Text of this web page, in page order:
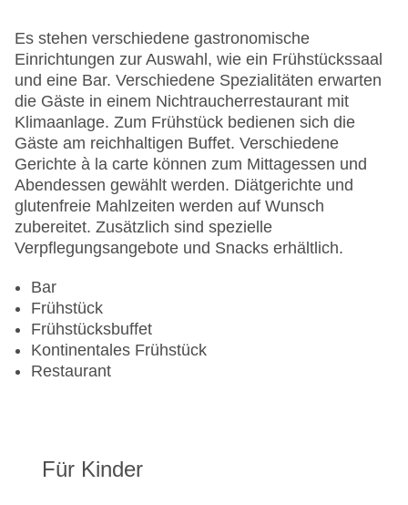
Garage: gegen Gebühr
Garten: ohne Gebühr
Hoteleröffnung: 1951
Hotelsafe
WLAN/WiFi im Hotel
Letzte umfassende Renovierung: 2007
Lift
Anzahl der Konferenzräume: 2
Anzahl der Aufzüge: 2
Zimmerservice: gegen Gebühr
Gesamtanzahl der Stockwerke: 6
Zahlungsarten: American Express, Diners Club,
EC Maestro, Mastercard, Visa
Landeskategorie: 4 Sterne
Es stehen verschiedene gastronomische
Einrichtungen zur Auswahl, wie ein Frühstückssaal
und eine Bar. Verschiedene Spezialitäten erwarten
die Gäste in einem Nichtraucherrestaurant mit
Klimaanlage. Zum Frühstück bedienen sich die
Gäste am reichhaltigen Buffet. Verschiedene
Gerichte à la carte können zum Mittagessen und
Abendessen gewählt werden. Diätgerichte und
glutenfreie Mahlzeiten werden auf Wunsch
zubereitet. Zusätzlich sind spezielle
Verpflegungsangebote und Snacks erhältlich.
Bar
Frühstück
Frühstücksbuffet
Kontinentales Frühstück
Restaurant
Für Kinder